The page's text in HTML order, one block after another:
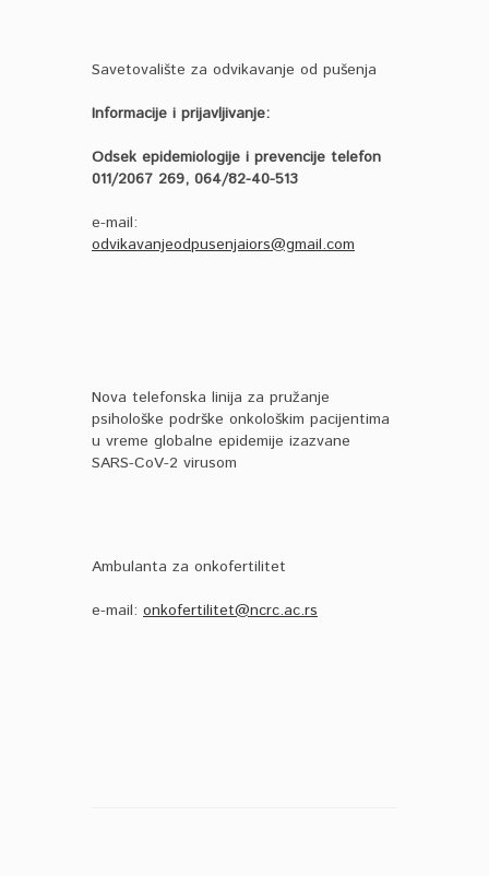
Savetovalište za odvikavanje od pušenja
Informacije i prijavljivanje:
Odsek epidemiologije i prevencije telefon
011/2067 269, 064/82-40-513
e-mail:
odvikavanjeodpusenjaiors@gmail.com
Nova telefonska linija za pružanje
psihološke podrške onkološkim pacijentima
u vreme globalne epidemije izazvane
SARS-CoV-2 virusom
Ambulanta za onkofertilitet
e-mail: onkofertilitet@ncrc.ac.rs